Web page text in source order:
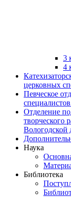
3
4
церковных
Певческое
специалистов
Отделение
творческого
Вологодской
Наука
Библиотека